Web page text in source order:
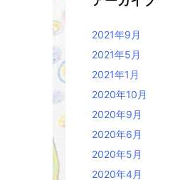
2021年9月
2021年5月
2021年1月
2020年10月
2020年9月
2020年6月
2020年5月
2020年4月